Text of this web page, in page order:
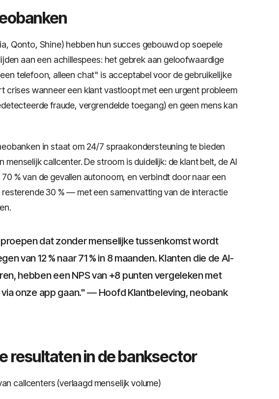
Qonto, Shine) hebben hun succes gebouwd op soepele
aan een achillespees: het gebrek aan geloofwaardige
telefoon, alleen chat" is acceptabel voor de gebruikelijke
crises wanneer een klant vastloopt met een urgent probleem
fraude, vergrendelde toegang) en geen mens kan
in staat om 24/7 spraakondersteuning te bieden
menselijk callcenter. De stroom is duidelijk: de klant belt, de AI
% van de gevallen autonoom, en verbindt door naar een
30 % — met een samenvatting van de interactie
dat zonder menselijke tussenkomst wordt
van 12 % naar 71 % in 8 maanden. Klanten die de AI-
hebben een NPS van +8 punten vergeleken met
onze app gaan." — Hoofd Klantbeleving, neobank
resultaten in de banksector
callcenters (verlaagd menselijk volume)